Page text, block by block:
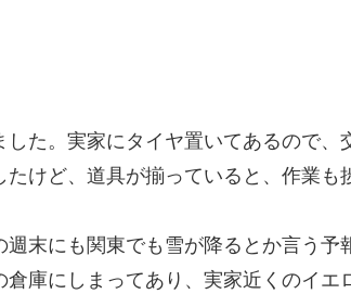
した。実家にタイヤ置いてあるので
けど、道具が揃っていると、作業も
週末にも関東でも雪が降るとか言う予
倉庫にしまってあり、実家近くのイ